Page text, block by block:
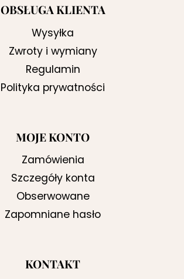
OBSŁUGA KLIENTA
Wysyłka
Zwroty i wymiany
Regulamin
Polityka prywatności
MOJE KONTO
Zamówienia
Szczegóły konta
Obserwowane
Zapomniane hasło
KONTAKT